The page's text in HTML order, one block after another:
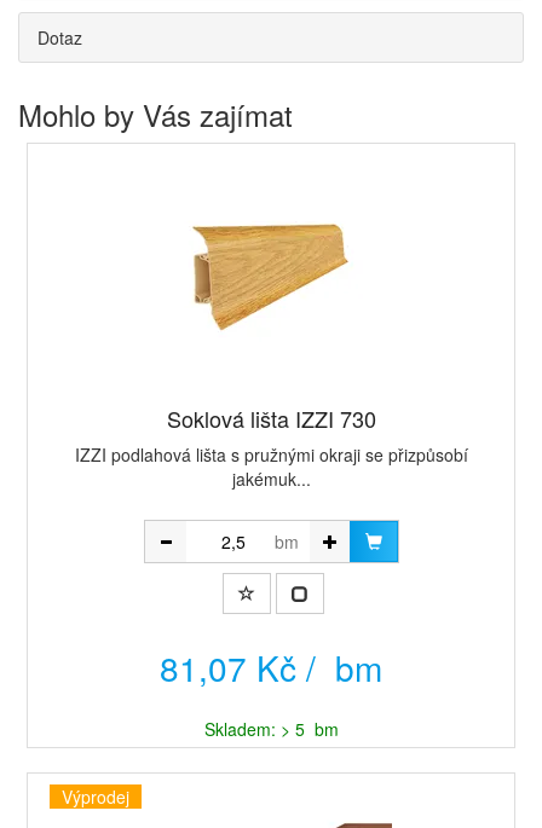
Dotaz
Mohlo by Vás zajímat
Soklová lišta IZZI 730
IZZI podlahová lišta s pružnými okraji se přizpůsobí
jakémuk...
bm
81,07 Kč / bm
Skladem: > 5 bm
Výprodej